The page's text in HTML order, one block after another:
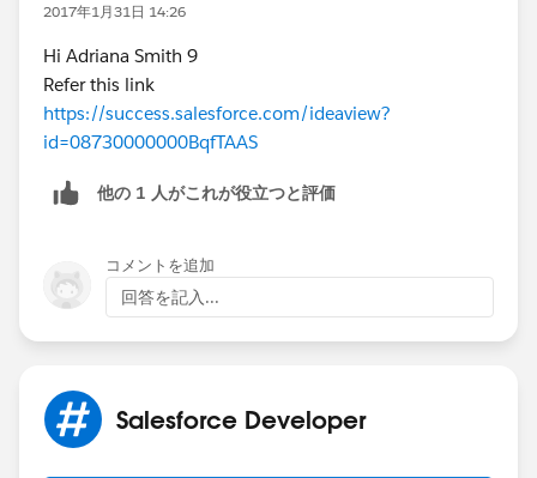
2017年1月31日 14:26
Hi Adriana Smith 9
Refer this link
https://success.salesforce.com/ideaview?
id=08730000000BqfTAAS
他の 1 人がこれが役立つと評価
コメントを追加
回答を記入...
Salesforce Developer